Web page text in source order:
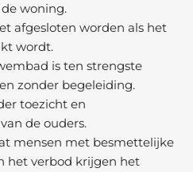
woning.
afgesloten worden als het
wordt.
is ten strengste
zonder begeleiding.
toezicht en
de ouders.
mensen met besmettelijke
het verbod krijgen het